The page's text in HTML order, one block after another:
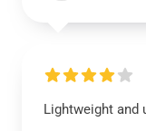
Lightweight and